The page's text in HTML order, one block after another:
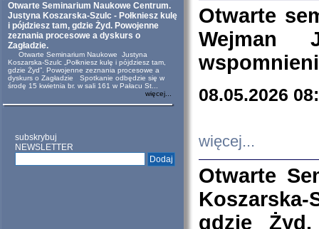
Otwarte Seminarium Naukowe Centrum.
Justyna Koszarska-Szulc - Połkniesz kulę
i pójdziesz tam, gdzie Żyd. Powojenne
zeznania procesowe a dyskurs o
Zagładzie.
Otwarte Seminarium Naukowe Justyna
Koszarska-Szulc „Połkniesz kulę i pójdziesz tam,
gdzie Żyd”. Powojenne zeznania procesowe a
dyskurs o Zagładzie Spotkanie odbędzie się w
środę 15 kwietnia br. w sali 161 w Pałacu St...
więcej...
subskrybuj
NEWSLETTER
Otwarte
Wejman
08.05.2026
więcej...
Otwarte
Koszarska-
gdzie